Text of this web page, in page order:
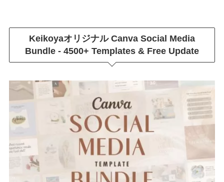
Keikoyaオリジナル Canva Social Media
Bundle - 4500+ Templates & Free Update